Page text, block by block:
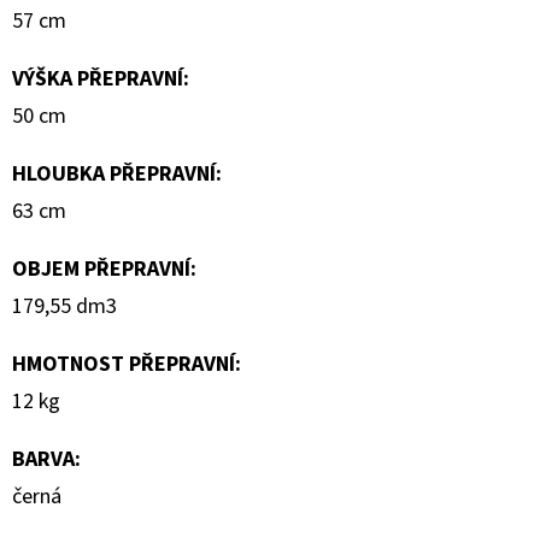
57 cm
VÝŠKA PŘEPRAVNÍ:
50 cm
HLOUBKA PŘEPRAVNÍ:
63 cm
OBJEM PŘEPRAVNÍ:
179,55 dm3
HMOTNOST PŘEPRAVNÍ:
12 kg
BARVA:
černá